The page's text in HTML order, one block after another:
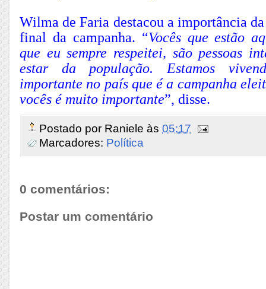
Wilma de Faria destacou a importância
final da campanha. “Vocês que estão
que eu sempre respeitei, são pessoas
estar da população. Estamos
importante no país que é a campanha
vocês é muito importante”, disse.
Postado por Raniele às 05:17
Marcadores: Política
0 comentários:
Postar um comentário